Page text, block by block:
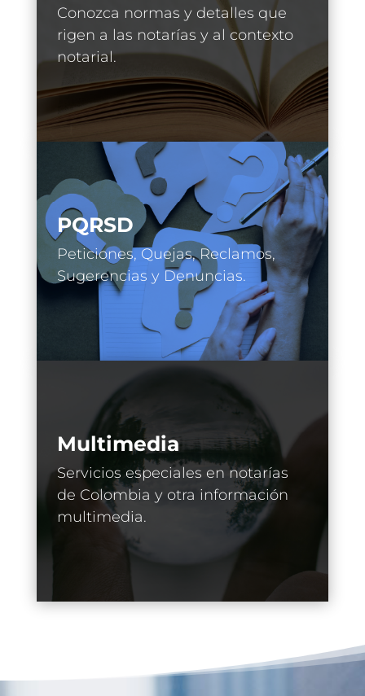
Conozca normas y detalles que
rigen a las notarías y al contexto
notarial.
PQRSD
Peticiones, Quejas, Reclamos,
Sugerencias y Denuncias.
Multimedia
Servicios especiales en notarías
de Colombia y otra información
multimedia.